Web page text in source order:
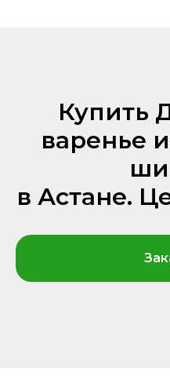
Купить
варенье
в Астане.